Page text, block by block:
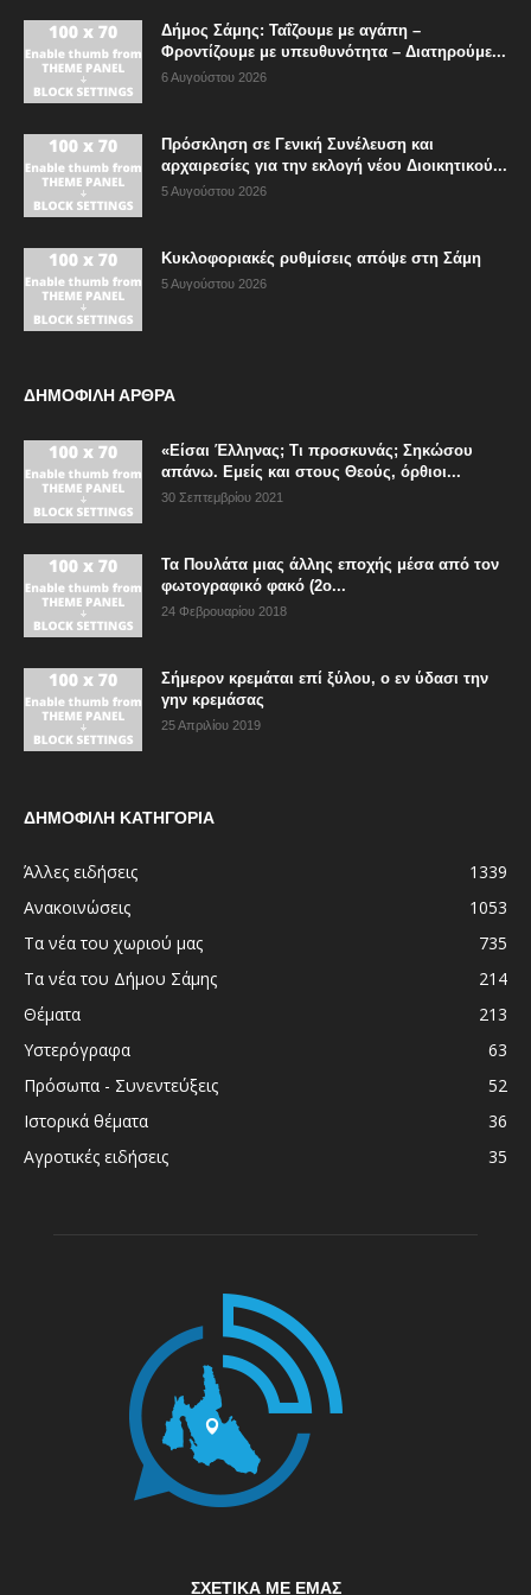
Δήμος Σάμης: Ταΐζουμε με αγάπη –
Φροντίζουμε με υπευθυνότητα – Διατηρούμε...
6 Αυγούστου 2026
Πρόσκληση σε Γενική Συνέλευση και
αρχαιρεσίες για την εκλογή νέου Διοικητικού...
5 Αυγούστου 2026
Κυκλοφοριακές ρυθμίσεις απόψε στη Σάμη
5 Αυγούστου 2026
ΔΗΜΟΦΙΛΗ ΑΡΘΡΑ
«Είσαι Έλληνας; Τι προσκυνάς; Σηκώσου
απάνω. Εμείς και στους Θεούς, όρθιοι...
30 Σεπτεμβρίου 2021
Τα Πουλάτα μιας άλλης εποχής μέσα από τον
φωτογραφικό φακό (2ο...
24 Φεβρουαρίου 2018
Σήμερον κρεμάται επί ξύλου, ο εν ύδασι την
γην κρεμάσας
25 Απριλίου 2019
ΔΗΜΟΦΙΛΗ ΚΑΤΗΓΟΡΙΑ
Άλλες ειδήσεις
1339
Ανακοινώσεις
1053
Τα νέα του χωριού μας
735
Τα νέα του Δήμου Σάμης
214
Θέματα
213
Υστερόγραφα
63
Πρόσωπα - Συνεντεύξεις
52
Ιστορικά θέματα
36
Αγροτικές ειδήσεις
35
ΣΧΕΤΙΚΆ ΜΕ ΕΜΆΣ